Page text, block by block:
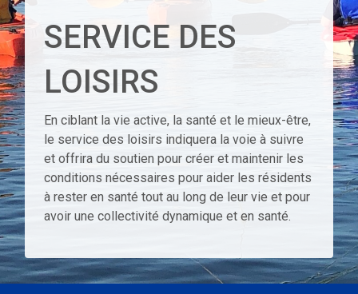
SERVICE DES
LOISIRS
En ciblant la vie active, la santé et le mieux-être,
le service des loisirs indiquera la voie à suivre
et offrira du soutien pour créer et maintenir les
conditions nécessaires pour aider les résidents
à rester en santé tout au long de leur vie et pour
avoir une collectivité dynamique et en santé.